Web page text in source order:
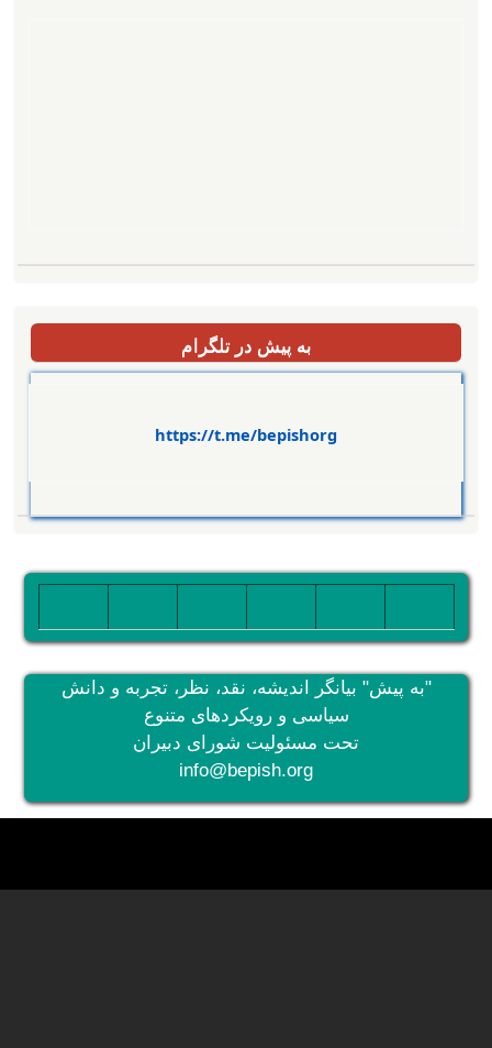
به پیش در تلگرام
https://t.me/bepishorg
"به پیش" بیانگر اندیشه، نقد، نظر، تجربه و دانش
سیاسی و رویکردهای متنوع
تحت مسئولیت شورای دبیران
info@bepish.org